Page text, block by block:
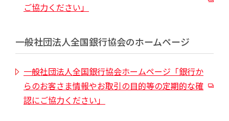
ご協力ください」
一般社団法人全国銀行協会のホームページ
一般社団法人全国銀行協会ホームページ「銀行か
らのお客さま情報やお取引の目的等の定期的な確
認にご協力ください」